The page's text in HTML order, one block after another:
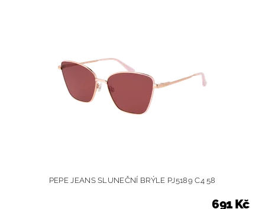
PEPE JEANS SLUNEČNÍ BRÝLE PJ5189 C4 58
691 Kč